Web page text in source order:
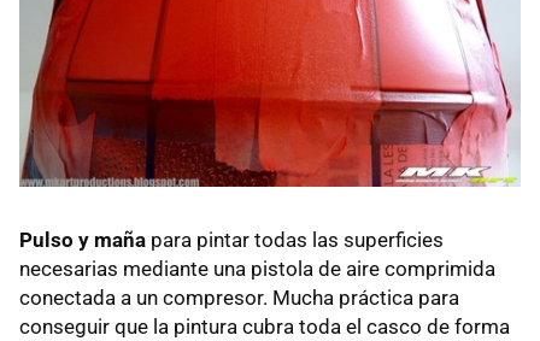
Pulso y maña para pintar todas las superficies
necesarias mediante una pistola de aire comprimida
conectada a un compresor. Mucha práctica para
conseguir que la pintura cubra toda el casco de forma